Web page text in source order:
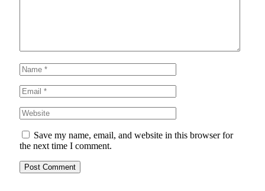
Save my name, email, and website in this browser for
the next time I comment.